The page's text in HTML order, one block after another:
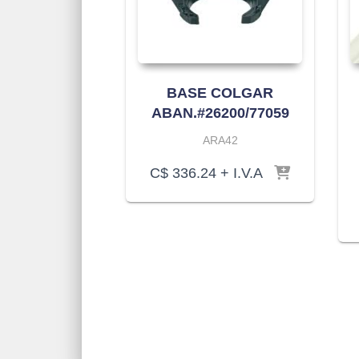
BASE COLGAR
ABAN.#26200/77059
ARA42
C$ 336.24 + I.V.A